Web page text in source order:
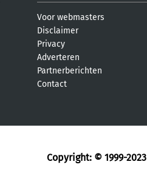
Voor webmasters
Disclaimer
Privacy
Adverteren
Partnerberichten
Contact
Copyright: © 1999-2023